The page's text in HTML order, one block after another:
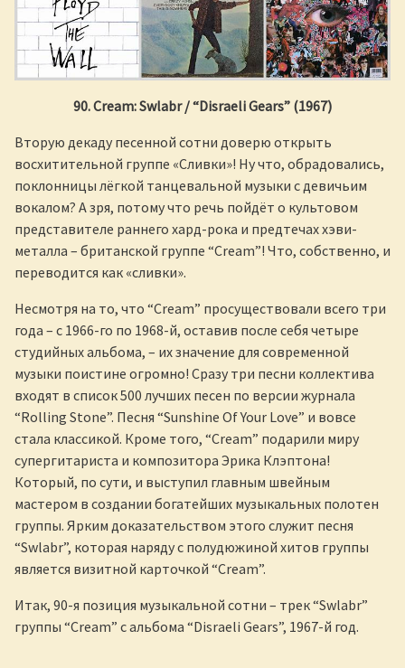
90.Cream:Swlabr/ “DisraeliGears” (1967)
Вторую декаду песенной сотни доверю открыть
восхитительной группе «Сливки»! Ну что, обрадовались,
поклонницы лёгкой танцевальной музыки с девичьим
вокалом? А зря, потому что речь пойдёт о культовом
представителе раннего хард-рока и предтечах хэви-
металла – британской группе “Cream”! Что, собственно, и
переводится как «сливки».
Несмотря на то, что “Cream” просуществовали всего три
года – с 1966-го по 1968-й, оставив после себя четыре
студийных альбома, – их значение для современной
музыки поистине огромно! Сразу три песни коллектива
входят в список 500 лучших песен по версии журнала
“Rolling Stone”. Песня “Sunshine Of Your Love” и вовсе
стала классикой. Кроме того, “Cream” подарили миру
супергитариста и композитора Эрика Клэптона!
Который, по сути, и выступил главным швейным
мастером в создании богатейших музыкальных полотен
группы. Ярким доказательством этого служит песня
“Swlabr”, которая наряду с полудюжиной хитов группы
является визитной карточкой “Cream”.
Итак, 90-я позиция музыкальной сотни – трек “Swlabr”
группы “Cream” с альбома “Disraeli Gears”, 1967-й год.